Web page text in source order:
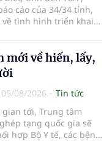
cáo của 34/34 tỉnh,
tình hình triển khai
người, chiếm gần
cả nước đã được khám
kỳ năm nay.
mới về hiến, lấy,
05/08/2026
Tin tức
tới, Trung tâm
tạng quốc gia sẽ
hợp Bộ Y tế, các bệnh